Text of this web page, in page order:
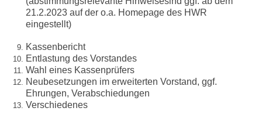
21.2.2023 auf der o.a. Homepage des HWR
eingestellt)
Kassenbericht
Entlastung des Vorstandes
Wahl eines Kassenprüfers
Neubesetzungen im erweiterten Vorstand, ggf.
Ehrungen, Verabschiedungen
Verschiedenes